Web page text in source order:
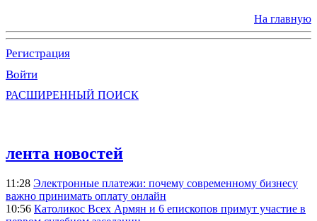
На главную
Регистрация
Войти
РАСШИРЕННЫЙ ПОИСК
лента новостей
11:28 Электронные платежи: почему современному бизнесу
важно принимать оплату онлайн
10:56 Католикос Всех Армян и 6 епископов примут участие в